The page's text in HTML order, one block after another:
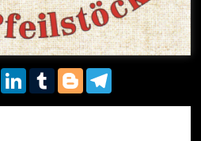
WhatsAppLinkedInTumblrBlogger